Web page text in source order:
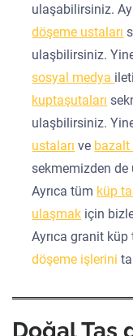
ulaşabilirsiniz.
döşeme ustaları
ulaşbilirsiniz.
sosyal medya
kuptaşutaları
ulaşbilirsiniz.
ustaları ve bazalt
sekmemizden
Ayrıca tüm küp
ulaşmak için
Ayrıca granit küp
döşeme işlerini
Doğal Taş